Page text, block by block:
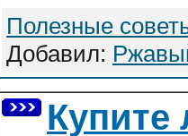
Полезные
Добавил:
Купите